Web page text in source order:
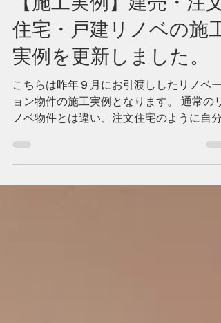
【施工実例】建売・注文
住宅・戸建リノベの施工
実例を更新しました。
こちらは昨年９月にお引渡ししたリノベー
ョン物件の施工実例となります。 通常のリ
ノベ物件とは違い、注文住宅のように自分